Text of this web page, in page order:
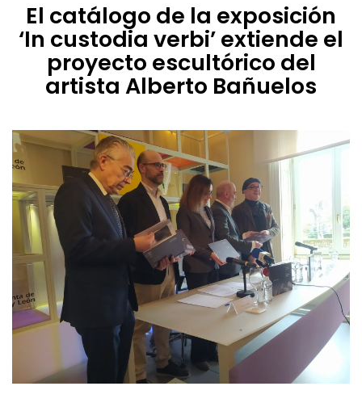
El catálogo de la exposición
‘In custodia verbi’ extiende el
proyecto escultórico del
artista Alberto Bañuelos